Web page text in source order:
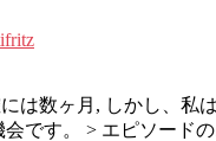
は数ヶ月, しかし、
です。 > エピソード